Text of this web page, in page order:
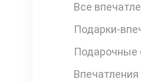
Все
Подарки-
Подарочные